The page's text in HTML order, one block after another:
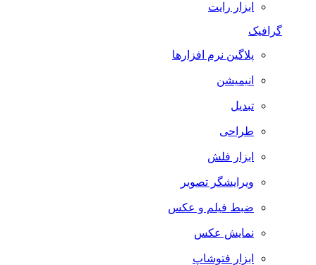
ابزار رایت
گرافیک
پلاگین نرم افزارها
انیمیشن
تبدیل
طراحی
ابزار فلش
ویرایشگر تصویر
ضبط فيلم و عكس
نمایش عکس
ابزار فتوشاپ